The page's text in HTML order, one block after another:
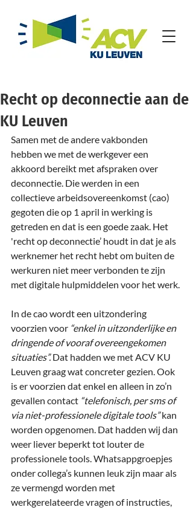
Recht op deconnectie aan de
KU Leuven
Samen met de andere vakbonden
hebben we met de werkgever een
akkoord bereikt met afspraken over
deconnectie. Die werden in een
collectieve arbeidsovereenkomst (cao)
gegoten die op 1 april in werking is
getreden en dat is een goede zaak. Het
'recht op deconnectie’ houdt in dat je als
werknemer het recht hebt om buiten de
werkuren niet meer verbonden te zijn
met digitale hulpmiddelen voor het werk.
In de cao wordt een uitzondering
voorzien voor “enkel in uitzonderlijke en
dringende of vooraf overeengekomen
situaties”. Dat hadden we met ACV KU
Leuven graag wat concreter gezien. Ook
is er voorzien dat enkel en alleen in zo’n
gevallen contact “telefonisch, per sms of
via niet-professionele digitale tools” kan
worden opgenomen. Dat hadden wij dan
weer liever beperkt tot louter de
professionele tools. Whatsappgroepjes
onder collega’s kunnen leuk zijn maar als
ze vermengd worden met
werkgerelateerde vragen of instructies,